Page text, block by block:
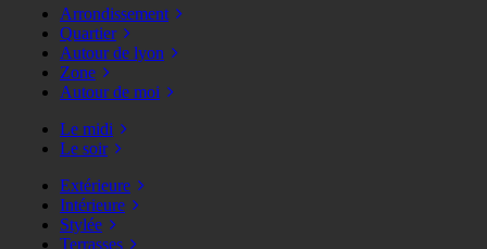
Arrondissement
Quartier
Autour de lyon
Zone
Autour de moi
Le midi
Le soir
Extérieure
Intérieure
Stylée
Terrasses